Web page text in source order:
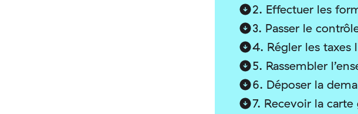
2. Effectuer les
3. Passer le
4. Régler les taxes
5. Rassembler
6. Déposer la
7. Recevoir la